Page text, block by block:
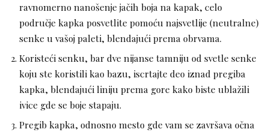
ravnomerno nanošenje jačih boja na kapak, celo
područje kapka posvetlite pomoću najsvetlije (neutralne)
senke u vašoj paleti, blendajući prema obrvama.
Koristeći senku, bar dve nijanse tamniju od svetle senke
koju ste koristili kao bazu, iscrtajte deo iznad pregiba
kapka, blendajući liniju prema gore kako biste ublažili
ivice gde se boje stapaju.
Pregib kapka, odnosno mesto gde vam se završava očna